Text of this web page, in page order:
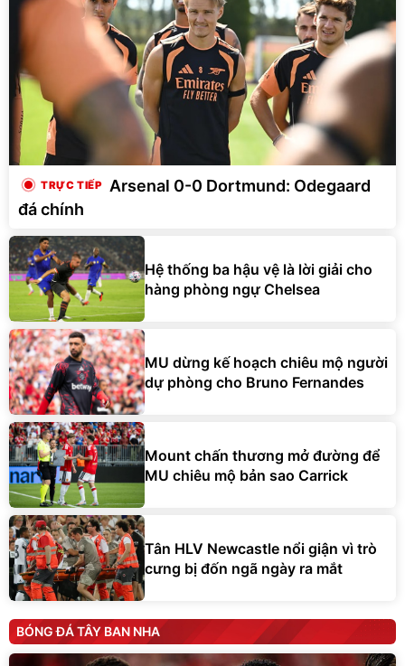
Arsenal 0-0 Dortmund: Odegaard
đá chính
Hệ thống ba hậu vệ là lời giải cho
hàng phòng ngự Chelsea
MU dừng kế hoạch chiêu mộ người
dự phòng cho Bruno Fernandes
Mount chấn thương mở đường để
MU chiêu mộ bản sao Carrick
Tân HLV Newcastle nổi giận vì trò
cưng bị đốn ngã ngày ra mắt
BÓNG ĐÁ TÂY BAN NHA